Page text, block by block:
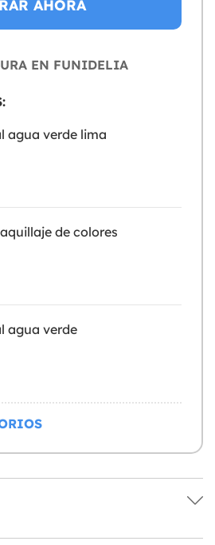
AHORA
EN FUNIDELIA
agua verde lima
de colores
agua verde